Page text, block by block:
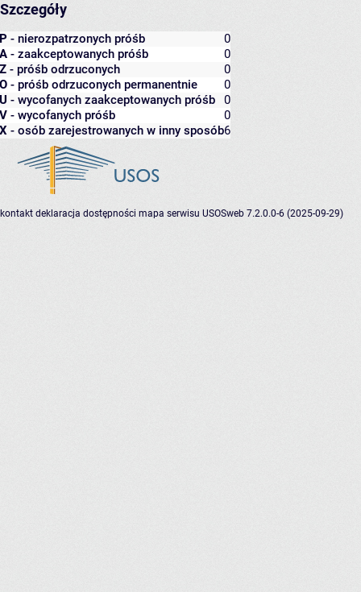
Szczegóły
P - nierozpatrzonych próśb
0
A - zaakceptowanych próśb
0
Z - próśb odrzuconych
0
O - próśb odrzuconych permanentnie
0
U - wycofanych zaakceptowanych próśb
0
V - wycofanych próśb
0
X - osób zarejestrowanych w inny sposób6
kontakt deklaracja dostępności mapa serwisu USOSweb 7.2.0.0-6 (2025-09-29)